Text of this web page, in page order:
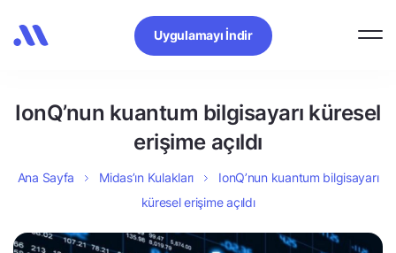
Uygulamayı İndir
IonQ’nun kuantum bilgisayarı küresel
erişime açıldı
Ana Sayfa Midas’ın Kulakları
IonQ’nun kuantum bilgisayarı
küresel erişime açıldı